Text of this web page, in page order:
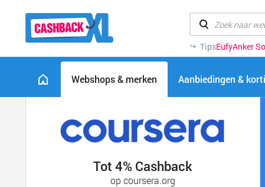
TipsEufyAnker
Webshops & merken Aanbiedingen &
Tot 4% Cashback
op coursera.org